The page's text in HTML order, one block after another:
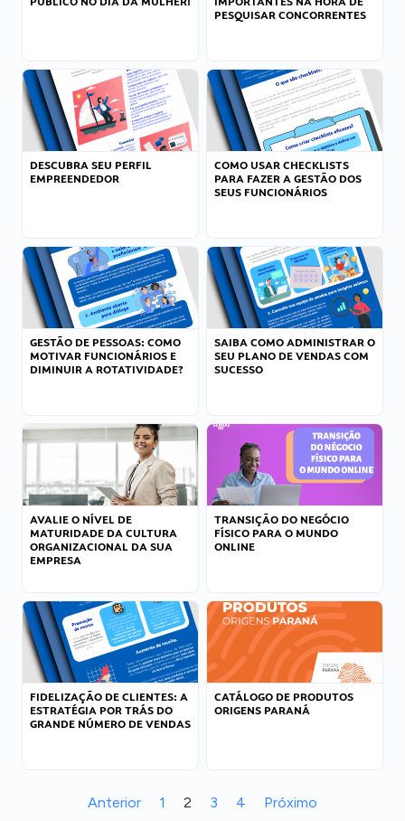
PESQUISAR CONCORRENTES
DESCUBRA SEU PERFIL
EMPREENDEDOR
COMO USAR CHECKLISTS
PARA FAZER A GESTÃO DOS
SEUS FUNCIONÁRIOS
GESTÃO DE PESSOAS: COMO
MOTIVAR FUNCIONÁRIOS E
DIMINUIR A ROTATIVIDADE?
SAIBA COMO ADMINISTRAR O
SEU PLANO DE VENDAS COM
SUCESSO
AVALIE O NÍVEL DE
MATURIDADE DA CULTURA
ORGANIZACIONAL DA SUA
EMPRESA
TRANSIÇÃO DO NEGÓCIO
FÍSICO PARA O MUNDO
ONLINE
FIDELIZAÇÃO DE CLIENTES: A
ESTRATÉGIA POR TRÁS DO
GRANDE NÚMERO DE VENDAS
CATÁLOGO DE PRODUTOS
ORIGENS PARANÁ
Anterior 1 2 3 4 Próximo